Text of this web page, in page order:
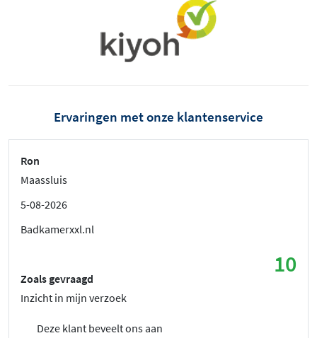
Ervaringen met onze klantenservice
Ron
Maassluis
5-08-2026
Badkamerxxl.nl
10
Zoals gevraagd
Inzicht in mijn verzoek
Deze klant beveelt ons aan